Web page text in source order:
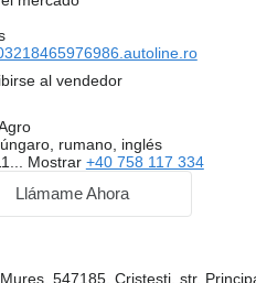
al vendedor
rumano, inglés
Mostrar +40 758 117 334
Llámame Ahora
547185, Cristesti, str.